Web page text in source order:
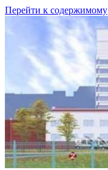
Перейти к содержимому